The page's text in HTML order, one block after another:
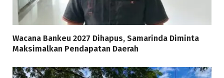
Wacana Bankeu 2027 Dihapus, Samarinda Diminta
Maksimalkan Pendapatan Daerah